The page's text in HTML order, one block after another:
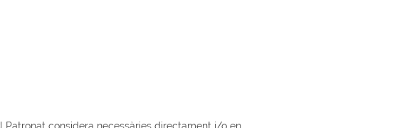
considera necessàries directament i/o en